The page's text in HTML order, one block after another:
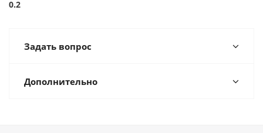
0.2
Задать вопрос
Дополнительно